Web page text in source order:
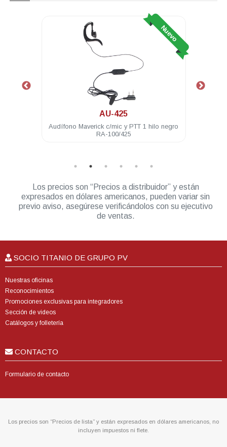
Nuevo
AU-425
Audífono Maverick c/mic y PTT 1 hilo negro
RA-100/425
Los precios son “Precios a distribuidor” y están
expresados en dólares americanos, pueden variar sin
previo aviso, asegúrese verificándolos con su ejecutivo
de ventas.
SOCIO TITANIO DE GRUPO PV
Nuestras oficinas
Reconocimientos
Promociones exclusivas para integradores
Sección de videos
Catálogos y folletería
CONTACTO
Formulario de contacto
Los precios son “Precios de lista” y están expresados en dólares americanos, no
incluyen impuestos ni flete.